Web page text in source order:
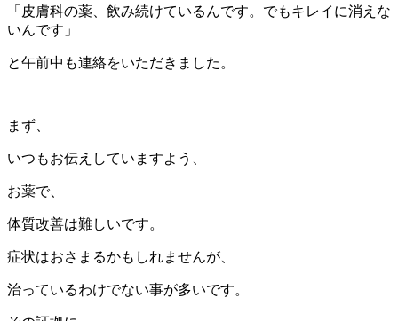
「皮膚科の薬、飲み続けているんです。でもキレイに消えな
いんです」
と午前中も連絡をいただきました。
まず、
いつもお伝えしていますよう、
お薬で、
体質改善は難しいです。
症状はおさまるかもしれませんが、
治っているわけでない事が多いです。